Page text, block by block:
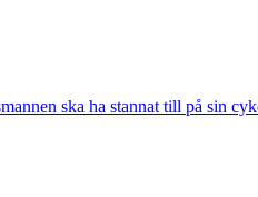
ska ha stannat till på sin